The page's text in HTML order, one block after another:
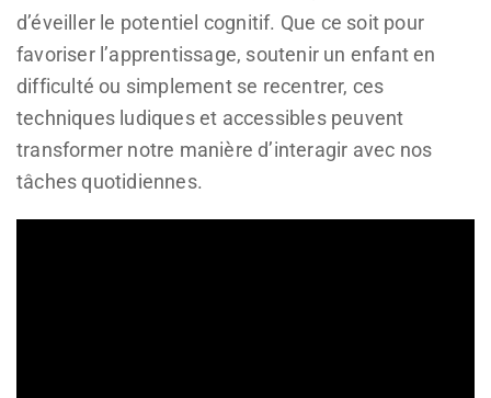
d’éveiller le potentiel cognitif. Que ce soit pour
favoriser l’apprentissage, soutenir un enfant en
difficulté ou simplement se recentrer, ces
techniques ludiques et accessibles peuvent
transformer notre manière d’interagir avec nos
tâches quotidiennes.